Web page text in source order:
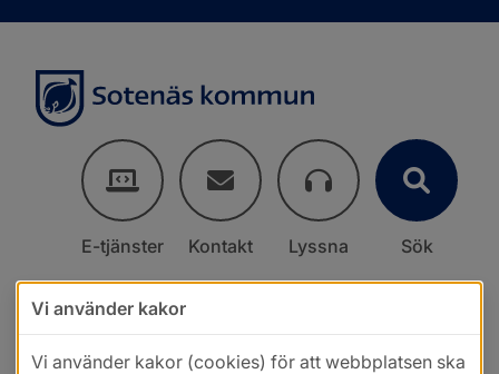
E-tjänster Kontakt Lyssna Sök
Vi använder kakor
Vi använder kakor (cookies) för att webbplatsen ska